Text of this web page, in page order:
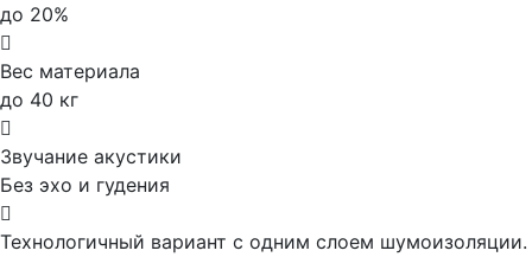
до 20%
Вес материала
до 40 кг
Звучание акустики
Без эхо и гудения
Технологичный вариант с одним слоем шумоизоляции.